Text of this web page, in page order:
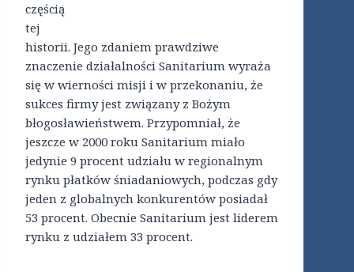
częścią
tej
historii. Jego zdaniem prawdziwe
znaczenie działalności Sanitarium wyraża
się w wierności misji i w przekonaniu, że
sukces firmy jest związany z Bożym
błogosławieństwem. Przypomniał, że
jeszcze w 2000 roku Sanitarium miało
jedynie 9 procent udziału w regionalnym
rynku płatków śniadaniowych, podczas gdy
jeden z globalnych konkurentów posiadał
53 procent. Obecnie Sanitarium jest liderem
rynku z udziałem 33 procent.